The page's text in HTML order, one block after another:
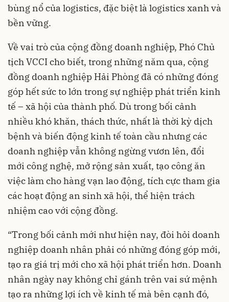
bùng nổ của logistics, đặc biệt là logistics xanh và
bền vững.
Về vai trò của cộng đồng doanh nghiệp, Phó Chủ
tịch VCCI cho biết, trong những năm qua, cộng
đồng doanh nghiệp Hải Phòng đã có những đóng
góp hết sức to lớn trong sự nghiệp phát triển kinh
tế – xã hội của thành phố. Dù trong bối cảnh
nhiều khó khăn, thách thức, nhất là thời kỳ dịch
bệnh và biến động kinh tế toàn cầu nhưng các
doanh nghiệp vẫn không ngừng vươn lên, đổi
mới công nghệ, mở rộng sản xuất, tạo công ăn
việc làm cho hàng vạn lao động, tích cực tham gia
các hoạt động an sinh xã hội, thể hiện trách
nhiệm cao với cộng đồng.
“Trong bối cảnh mới như hiện nay, đòi hỏi doanh
nghiệp doanh nhân phải có những đóng góp mới,
tạo ra giá trị mới cho xã hội phát triển hơn. Doanh
nhân ngày nay không chỉ gánh trên vai sứ mệnh
tạo ra những lợi ích về kinh tế mà bên cạnh đó,